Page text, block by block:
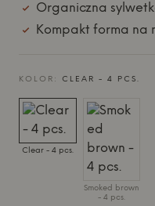
Organiczna
Kompakt forma na
KOLOR: CLEAR - 4 PCS.
Clear - 4 pcs.
Smoked brown
- 4 pcs.